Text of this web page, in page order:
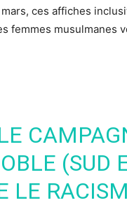
ces affiches
femmes musulmanes
(SUD
LE